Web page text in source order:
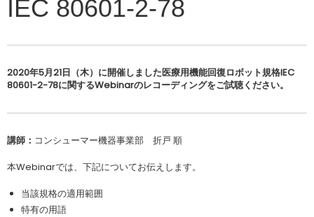
IEC 80601-2-78
2020年5月21日（木）に開催しました医療用機能回復ロボット規格IEC
80601-2-78に関するWebinarのレコーディングをご試聴ください。
講師： コンシューマー機器事業部 折戸 順
本Webinarでは、下記についてお伝えします。
当該規格の適用範囲
特有の用語